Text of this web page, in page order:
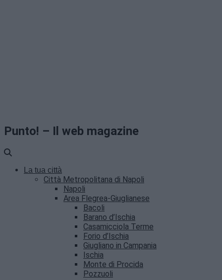
Punto! – Il web magazine
La tua città
Città Metropolitana di Napoli
Napoli
Area Flegrea-Giuglianese
Bacoli
Barano d’Ischia
Casamicciola Terme
Forio d’Ischia
Giugliano in Campania
Ischia
Monte di Procida
Pozzuoli